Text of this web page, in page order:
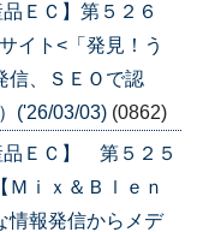
ＥＣ】第５２６
イト<「発見！う
、ＳＥＯで認
('26/03/03) (0862)
品ＥＣ】 第５２５
ｉｘ＆Ｂｌｅｎ
報発信からメデ